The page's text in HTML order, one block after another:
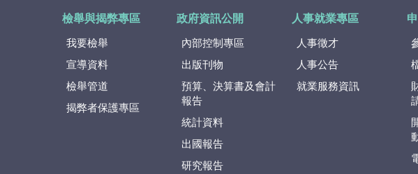
檢舉與揭弊專區
我要檢舉
宣導資料
檢舉管道
揭弊者保護專區
政府資訊公開
內部控制專區
出版刊物
預算、決算書及會計
報告
統計資料
出國報告
研究報告
人事就業專區
人事徵才
人事公告
就業服務資訊